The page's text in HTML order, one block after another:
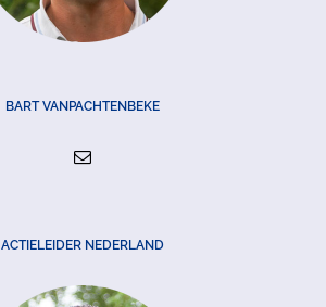
BART VANPACHTENBEKE
ACTIELEIDER NEDERLAND